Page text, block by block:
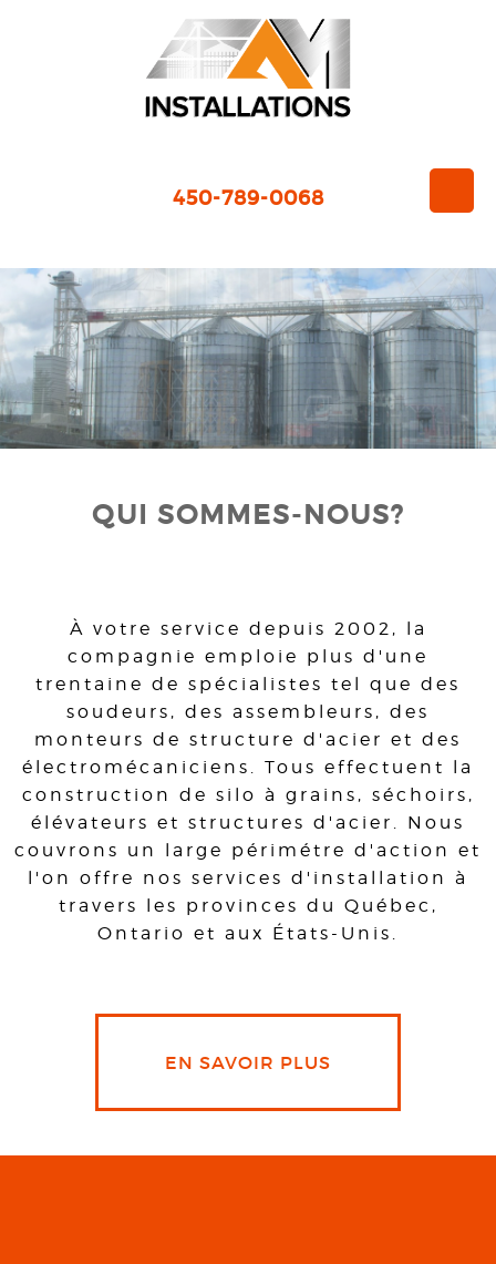
450-789-0068
QUI SOMMES-NOUS?
À votre service depuis 2002, la
compagnie emploie plus d'une
trentaine de spécialistes tel que des
soudeurs, des assembleurs, des
monteurs de structure d'acier et des
électromécaniciens. Tous effectuent la
construction de silo à grains, séchoirs,
élévateurs et structures d'acier. Nous
couvrons un large périmétre d'action et
l'on offre nos services d'installation à
travers les provinces du Québec,
Ontario et aux États-Unis.
EN SAVOIR PLUS